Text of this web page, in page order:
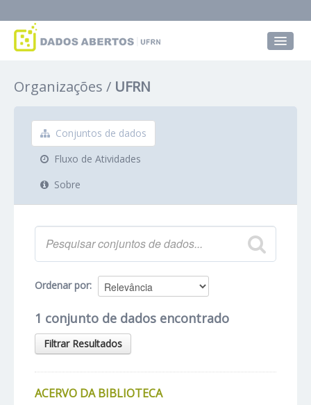
Grupos
Sobre
Organizações UFRN
Conjuntos de dados
Fluxo de Atividades
Sobre
Ordenar por
1 conjunto de dados encontrado
Filtrar Resultados
ACERVO DA BIBLIOTECA